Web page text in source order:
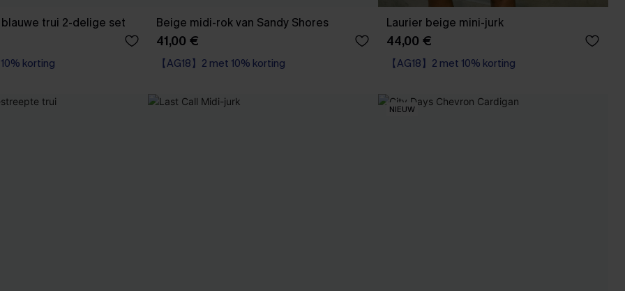
trui 2-delige set
korting
Beige midi-rok van Sandy Shores
41,00 €
【AG18】2 met 10% korting
Laurier beige mini-jurk
44,00 €
【AG18】2 met 10% korting
NIEUW